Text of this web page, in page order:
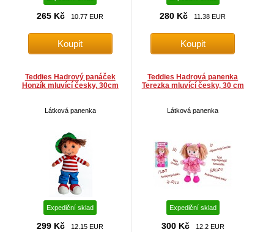
265 Kč 10.77 EUR 280 Kč 11.38 EUR
Teddies Hadrový panáček
Honzík mluvící česky, 30cm
Látková panenka
Expediční sklad
299 Kč 12.15 EUR
Teddies Hadrová panenka
Terezka mluvící česky, 30 cm
Látková panenka
Expediční sklad
300 Kč 12.2 EUR